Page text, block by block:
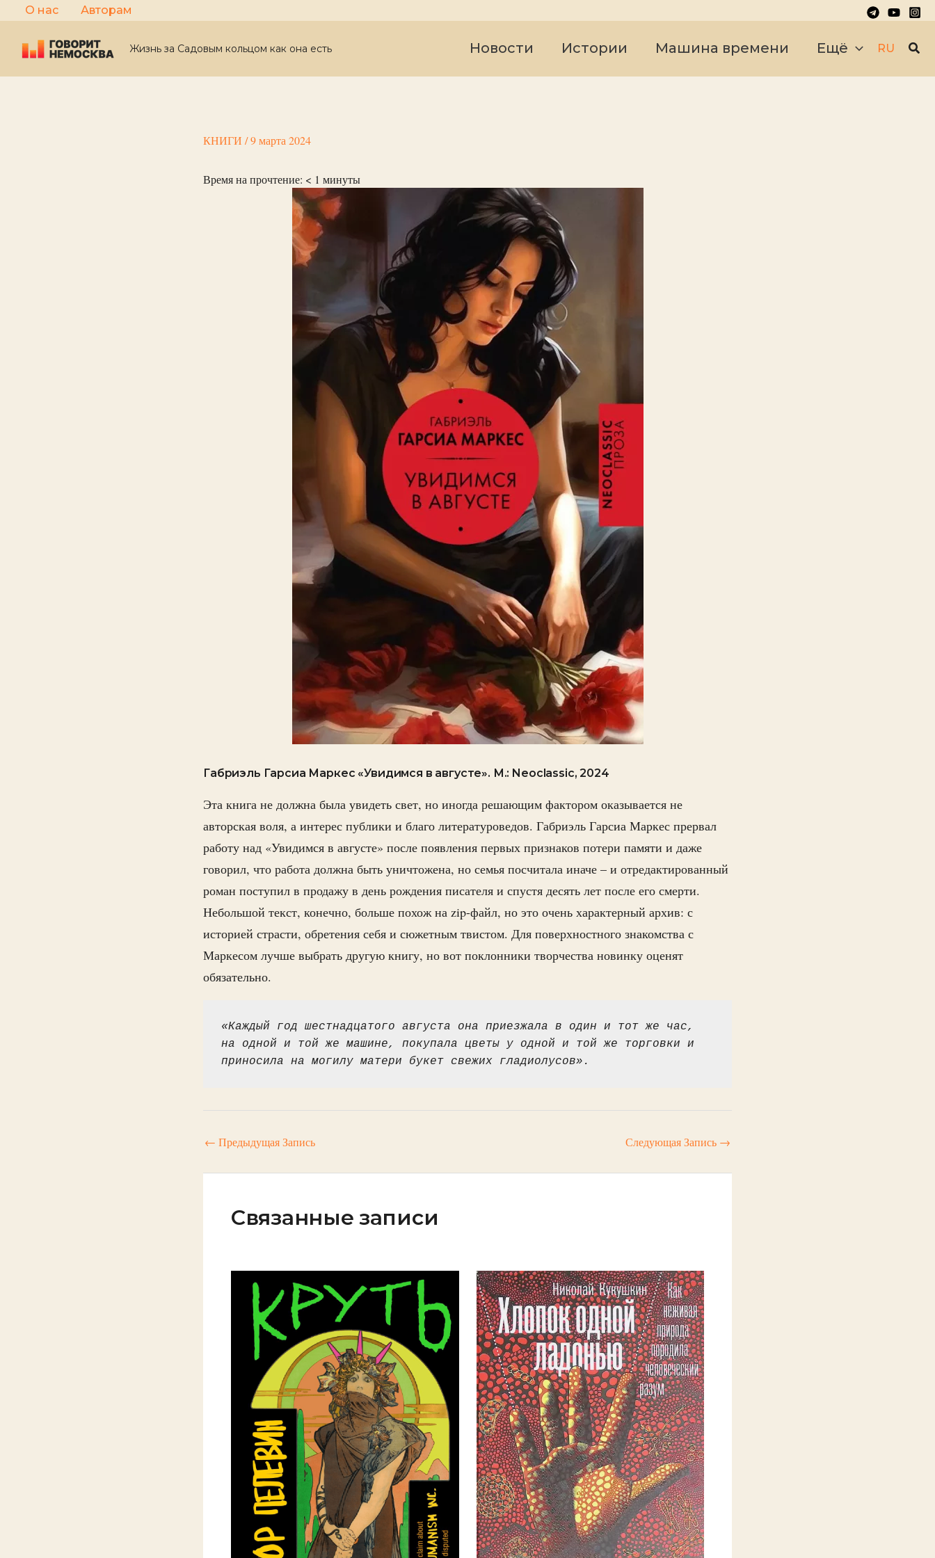
Перейти
к
содержимому
О нас Авторам
Жизнь за Садовым кольцом как она есть Новости Истории Машина времени Ещё RU
КНИГИ /9 марта 2024
Время на прочтение: < 1 минуты
Габриэль Гарсиа Маркес «Увидимся в августе». М.: Neoclassic, 2024
Эта книга не должна была увидеть свет, но иногда решающим фактором оказывается не
авторская воля, а интерес публики и благо литературоведов. Габриэль Гарсиа Маркес прервал
работу над «Увидимся в августе» после появления первых признаков потери памяти и даже
говорил, что работа должна быть уничтожена, но семья посчитала иначе – и отредактированный
роман поступил в продажу в день рождения писателя и спустя десять лет после его смерти.
Небольшой текст, конечно, больше похож на zip-файл, но это очень характерный архив: с
историей страсти, обретения себя и сюжетным твистом. Для поверхностного знакомства с
Маркесом лучше выбрать другую книгу, но вот поклонники творчества новинку оценят
обязательно.
«Каждый год шестнадцатого августа она приезжала в один и тот же час,
на одной и той же машине, покупала цветы у одной и той же торговки и
приносила на могилу матери букет свежих гладиолусов».
← Предыдущая Запись Следующая Запись →
Связанные записи